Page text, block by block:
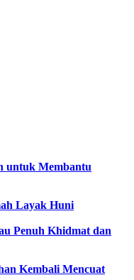
untuk Membantu
Layak Huni
Penuh Khidmat dan
Kembali Mencuat